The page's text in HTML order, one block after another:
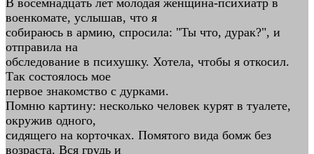
В восемнадцать лет молодая женщина-психиатр в
военкомате, услышав, что я
собираюсь в армию, спросила: "Ты что, дурак?", и
отправила на
обследование в психушку. Хотела, чтобы я откосил.
Так состоялось мое
первое знакомство с дурками.
Помню картину: несколько человек курят в туалете,
окружив одного,
сидящего на корточках. Помятого вида бомж без
возраста. Вся грудь и